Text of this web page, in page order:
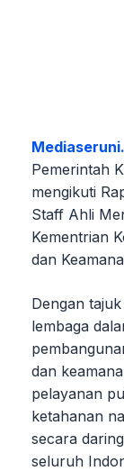
Pemerintah
mengikuti
Staff Ahli
Kementrian
dan
Dengan
lembaga
dan
pelayanan
ketahanan
secara
seluruh